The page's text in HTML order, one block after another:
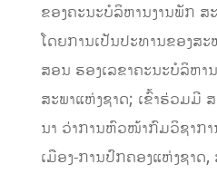
ຂອງຄະນະບໍລິຫານງານພັກ ສ
ໂດຍການເປັນປະທານຂອງສ
ສອນ ຮອງເລຂາຄະນະບໍລິຫາ
ສະພາແຫ່ງຊາດ; ເຂົ້າຮ່ວມມີ
ນາ ວ່າການຫົວໜ້າກົມວິຊາກ
ເມືອງ-ການປົກຄອງແຫ່ງຊາ